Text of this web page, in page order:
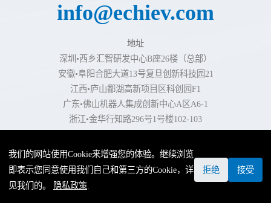
info@echiev.com
地址
深圳•西乡汇智研发中心B座26楼（总部）
安徽•阜阳合肥大道13号复旦创新科技园21
江西•庐山鄱湖高新项目区科创园F1
广东•佛山机器人集成创新中心A区A6-1
浙江•金华行知路296号1号楼102-103
友情链接·隐私政策·法律声明
COPYRIGHT ©2025 深圳市易成自动驾驶技术有限公司. ALL
RIGHTS RESERVED.
我们的网站使用Cookie来增强您的体验。继续浏览
即表示您同意使用我们自己和第三方的Cookie，详
见我们的。
隐私政策
拒绝 接受